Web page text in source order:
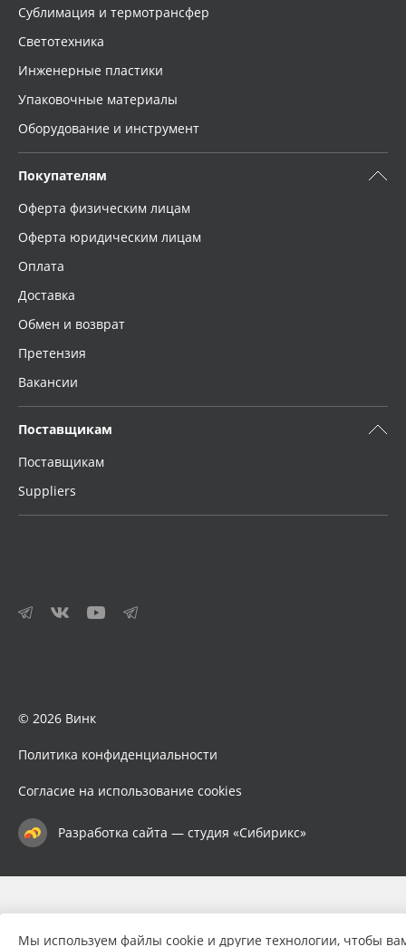
Сублимация и термотрансфер
Светотехника
Инженерные пластики
Упаковочные материалы
Оборудование и инструмент
Покупателям
Оферта физическим лицам
Оферта юридическим лицам
Оплата
Доставка
Обмен и возврат
Претензия
Вакансии
Поставщикам
Поставщикам
Suppliers
© 2026 Винк
Политика конфиденциальности
Согласие на использование cookies
Разработка сайта — студия «Сибирикс»
Мы используем файлы cookie и другие технологии, чтобы